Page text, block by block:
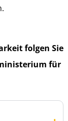
folgen Sie
für